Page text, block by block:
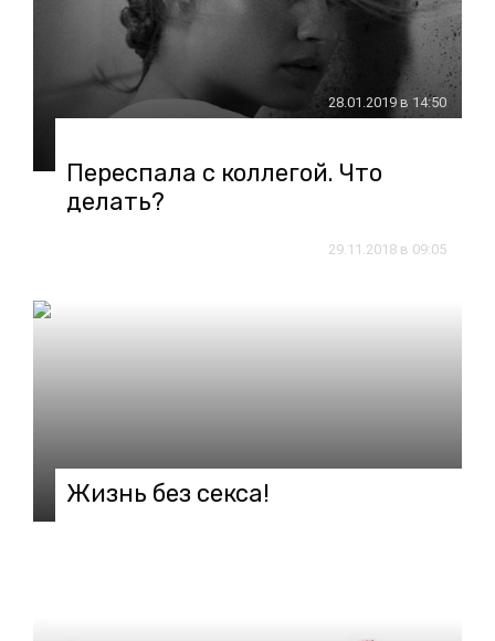
28.01.2019 в 14:50
Переспала с коллегой. Что
делать?
29.11.2018 в 09:05
Жизнь без секса!